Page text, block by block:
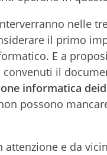
nelle
il primo
E a
convenuti il
informatica dei
possono
attenzione e da